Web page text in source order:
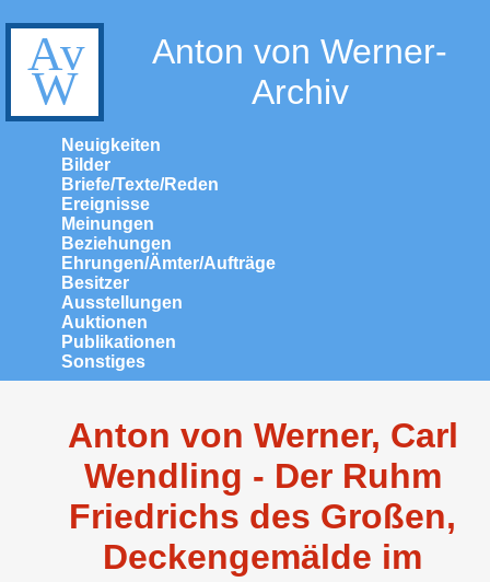
Anton von Werner-
Archiv
Neuigkeiten
Bilder
Briefe/Texte/Reden
Ereignisse
Meinungen
Beziehungen
Ehrungen/Ämter/Aufträge
Besitzer
Ausstellungen
Auktionen
Publikationen
Sonstiges
Anton von Werner, Carl
Wendling - Der Ruhm
Friedrichs des Großen,
Deckengemälde im